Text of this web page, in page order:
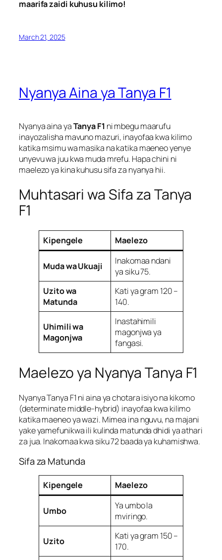
maarifa zaidi kuhusu kilimo!
March 21, 2025
Nyanya Aina ya Tanya F1
Nyanya aina yaTanya F1 ni mbegu maarufu
inayozalisha mavuno mazuri, inayofaa kwa kilimo
katika msimu wa masika na katika maeneo yenye
unyevu wa juu kwa muda mrefu. Hapa chini ni
maelezo ya kina kuhusu sifa za nyanya hii.
Muhtasari wa Sifa za Tanya
F1
Kipengele Maelezo
Muda wa Ukuaji
Inakomaa ndani
ya siku 75.
Uzito wa
Matunda
Kati ya gram 120 –
140.
Uhimili wa
Magonjwa
Inastahimili
magonjwa ya
fangasi.
Maelezo ya Nyanya Tanya F1
Nyanya Tanya F1 ni aina ya chotara isiyo na kikomo
(determinate middle-hybrid) inayofaa kwa kilimo
katika maeneo ya wazi. Mimea ina nguvu, na majani
yake yamefunikwa ili kulinda matunda dhidi ya athari
za jua. Inakomaa kwa siku 72 baada ya kuhamishwa.
Sifa za Matunda
Kipengele Maelezo
Umbo
Ya umbo la
mviringo.
Uzito
Kati ya gram 150 –
170.